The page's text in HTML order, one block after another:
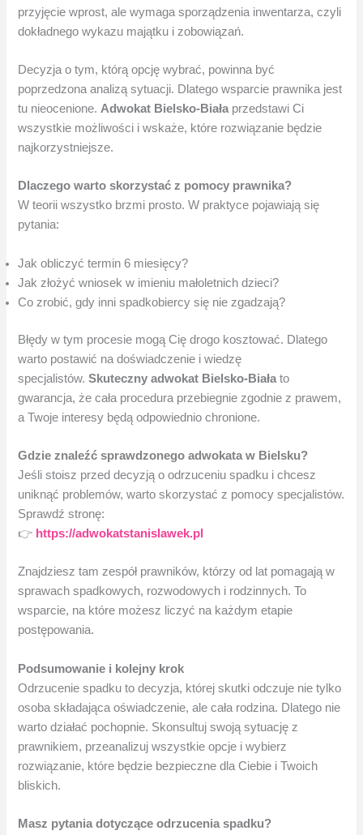
przyjęcie wprost, ale wymaga sporządzenia inwentarza, czyli
dokładnego wykazu majątku i zobowiązań.
Decyzja o tym, którą opcję wybrać, powinna być
poprzedzona analizą sytuacji. Dlatego wsparcie prawnika jest
tu nieocenione. Adwokat Bielsko-Biała przedstawi Ci
wszystkie możliwości i wskaże, które rozwiązanie będzie
najkorzystniejsze.
Dlaczego warto skorzystać z pomocy prawnika?
W teorii wszystko brzmi prosto. W praktyce pojawiają się
pytania:
Jak obliczyć termin 6 miesięcy?
Jak złożyć wniosek w imieniu małoletnich dzieci?
Co zrobić, gdy inni spadkobiercy się nie zgadzają?
Błędy w tym procesie mogą Cię drogo kosztować. Dlatego
warto postawić na doświadczenie i wiedzę
specjalistów.Skuteczny adwokat Bielsko-Biała to
gwarancja, że cała procedura przebiegnie zgodnie z prawem,
a Twoje interesy będą odpowiednio chronione.
Gdzie znaleźć sprawdzonego adwokata w Bielsku?
Jeśli stoisz przed decyzją o odrzuceniu spadku i chcesz
uniknąć problemów, warto skorzystać z pomocy specjalistów.
Sprawdź stronę:
👉 https://adwokatstanislawek.pl
Znajdziesz tam zespół prawników, którzy od lat pomagają w
sprawach spadkowych, rozwodowych i rodzinnych. To
wsparcie, na które możesz liczyć na każdym etapie
postępowania.
Podsumowanie i kolejny krok
Odrzucenie spadku to decyzja, której skutki odczuje nie tylko
osoba składająca oświadczenie, ale cała rodzina. Dlatego nie
warto działać pochopnie. Skonsultuj swoją sytuację z
prawnikiem, przeanalizuj wszystkie opcje i wybierz
rozwiązanie, które będzie bezpieczne dla Ciebie i Twoich
bliskich.
Masz pytania dotyczące odrzucenia spadku?